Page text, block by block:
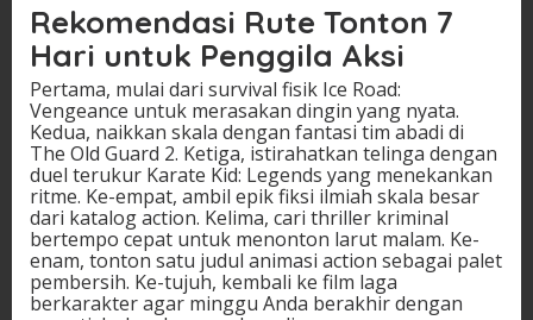
Rekomendasi Rute Tonton 7
Hari untuk Penggila Aksi
Pertama, mulai dari survival fisik Ice Road:
Vengeance untuk merasakan dingin yang nyata.
Kedua, naikkan skala dengan fantasi tim abadi di
The Old Guard 2. Ketiga, istirahatkan telinga dengan
duel terukur Karate Kid: Legends yang menekankan
ritme. Ke-empat, ambil epik fiksi ilmiah skala besar
dari katalog action. Kelima, cari thriller kriminal
bertempo cepat untuk menonton larut malam. Ke-
enam, tonton satu judul animasi action sebagai palet
pembersih. Ke-tujuh, kembali ke film laga
berkarakter agar minggu Anda berakhir dengan